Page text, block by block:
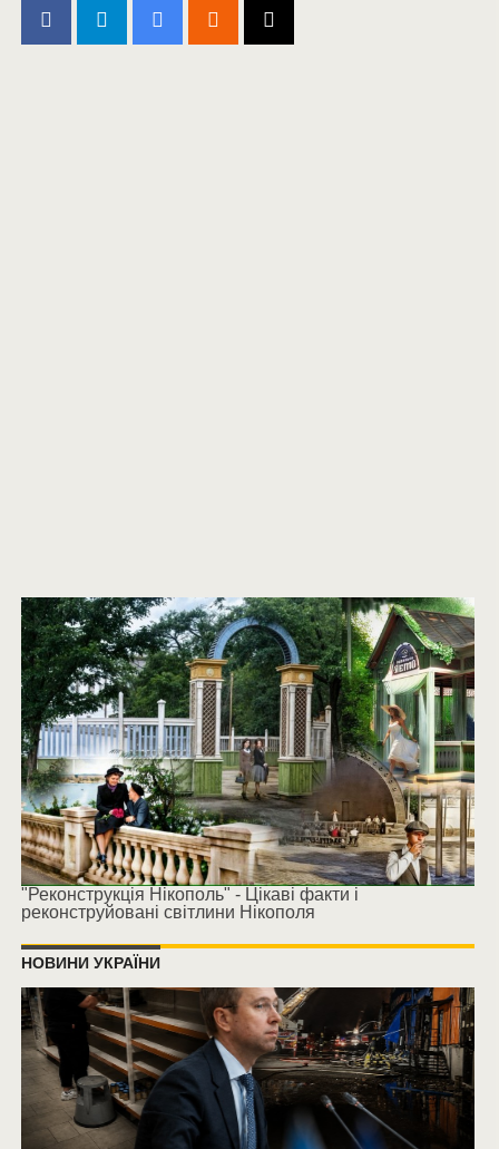
"Реконструкція Нікополь" - Цікаві факти і
реконструйовані світлини Нікополя
НОВИНИ УКРАЇНИ